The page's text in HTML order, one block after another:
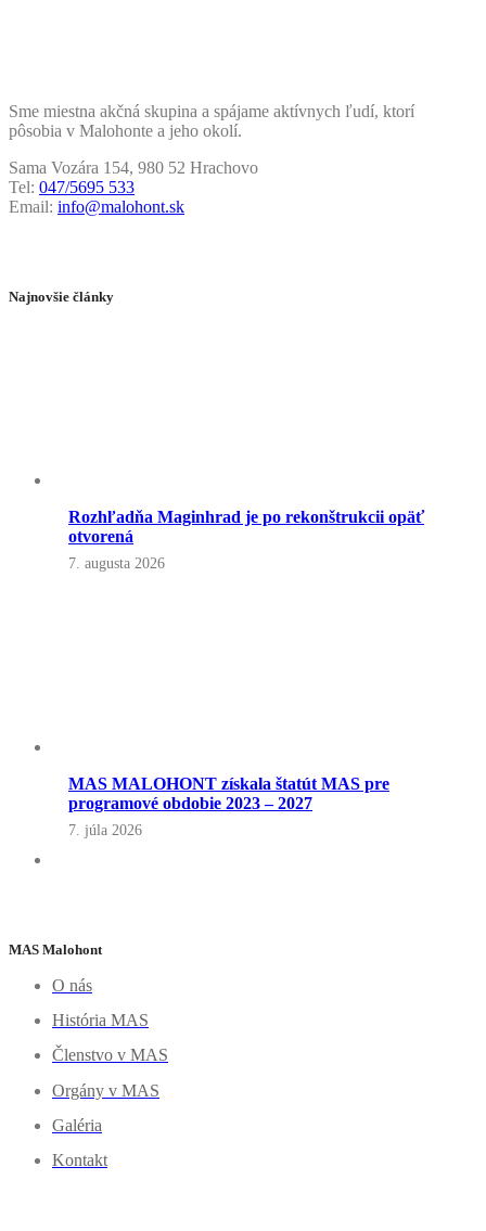
Sme miestna akčná skupina a spájame aktívnych ľudí, ktorí
pôsobia v Malohonte a jeho okolí.
Sama Vozára 154, 980 52 Hrachovo
Tel: 047/5695 533
Email: info@malohont.sk
Najnovšie články
Rozhľadňa Maginhrad je po rekonštrukcii opäť
otvorená
7. augusta 2026
MAS MALOHONT získala štatút MAS pre
programové obdobie 2023 – 2027
7. júla 2026
MAS Malohont
O nás
História MAS
Členstvo v MAS
Orgány v MAS
Galéria
Kontakt